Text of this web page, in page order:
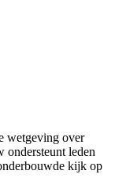
wetgeving over
ondersteunt leden
kijk op